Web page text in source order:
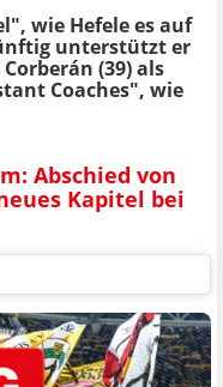
wie Hefele es auf
unterstützt er
(39) als
Coaches", wie
Abschied von
Kapitel bei